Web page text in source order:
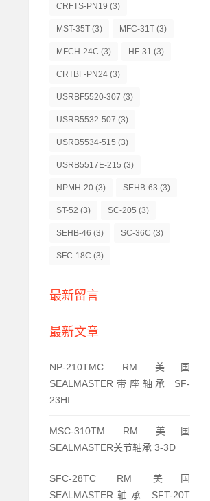
CRFTS-PN19 (3)
MST-35T (3) MFC-31T (3)
MFCH-24C (3) HF-31 (3)
CRTBF-PN24 (3)
USRBF5520-307 (3)
USRB5532-507 (3)
USRB5534-515 (3)
USRB5517E-215 (3)
NPMH-20 (3) SEHB-63 (3)
ST-52 (3) SC-205 (3)
SEHB-46 (3) SC-36C (3)
SFC-18C (3)
最新留言
最新文章
NP-210TMC RM 美国
SEALMASTER带座轴承 SF-
23HI
MSC-310TM RM 美国
SEALMASTER关节轴承 3-3D
SFC-28TC RM 美国
SEALMASTER轴承 SFT-20T